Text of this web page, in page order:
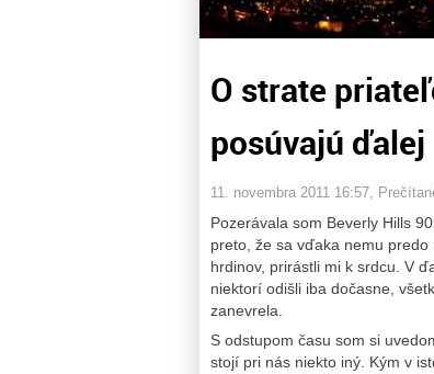
O strate
posúvajú ďalej
11. novembra 2011 16:57 ,
Pozerávala som Beverly Hills
preto, že sa vďaka nemu
hrdinov, prirástli mi k srdcu. V
niektorí odišli iba dočasne,
zanevrela.
S odstupom času som si
stojí pri nás niekto iný. Kým v